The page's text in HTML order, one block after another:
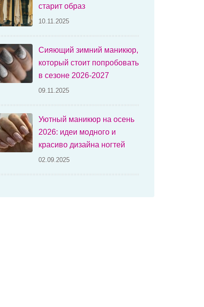
старит образ
10.11.2025
Сияющий зимний маникюр,
который стоит попробовать
в сезоне 2026-2027
09.11.2025
Уютный маникюр на осень
2026: идеи модного и
красиво дизайна ногтей
02.09.2025